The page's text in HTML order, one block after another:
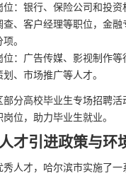
位：银行、保险公司和投资
查、客户经理等职位，金融
。
位：广告传媒、影视制作等
、市场推广等人才。
部分高校毕业生专场招聘活
位，助力毕业生就业。
才引进政策与环
秀人才，哈尔滨市实施了一